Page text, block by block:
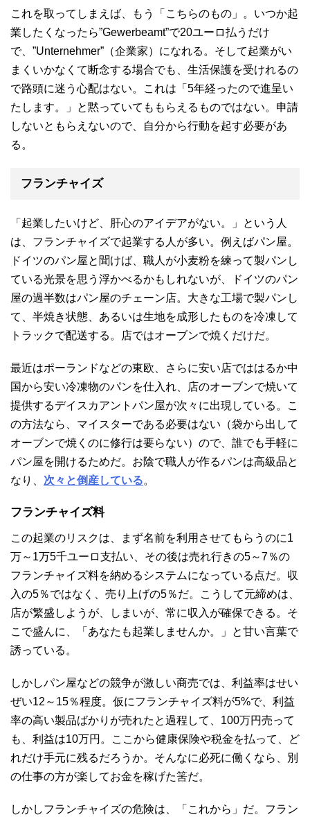
これを取ってしまえば、もう「こちらのもの」。いつか起
業したくなったら”Gewerbeamt”で20ユーロ払うだけ
で、”Unternehmer”（企業家）になれる。そして起業がい
まくいかなくて断念する場合でも、生活保護を受けれるの
で路頭に迷う心配はない。これは「5年経ったので進呈い
たします。」と黙っていてももらえるものではない。申請
しないともらえないので、自分から行動を起す必要があ
る。
フランチャイズ
「起業したいけど、肝心のアイデアがない。」という人
は、フランチャイズで起業する人が多い。例えばパン屋。
ドイツのパン屋と聞けば、職人が小麦粉を練って製パンし
ている光景を思う浮かべるかもしれないが、ドイツのパン
屋の過半数はパン屋のチェーン店。大きな工場で製パンし
て、半焼き状態、あるいは生地を成形したものを冷凍して
トラックで配送する。店ではオーブンで焼くだけだ。
最近はポーランドなどの東欧、さらに安い店でははるか中
国から安い冷凍物のパンを仕入れ、店のオーブンで焼いて
提供するデイスカアントパン屋が次々に出現している。こ
の方法なら、マイスターである必要はない（袋から出して
オーブンで焼くのに修行は要らない）ので、誰でも手軽に
パン屋を開けるためだ。お陰で職人が作るパンは高級品と
なり、 次々と倒産している。
フランチャイズ料
この起業のリスクは、まず名前を利用させてもらうのに1
万～1万5千ユーロ支払い、その後は売れ行きの5～7％の
フランチャイズ料を納めるシステムになっている点だ。収
入の5％ではなく、売り上げの5％だ。こうして元締めは、
店が繁盛しようが、しまいが、常に収入が確保できる。そ
こで盛んに、「あなたも起業しませんか。」と甘い言葉で
誘っている。
しかしパン屋などの競争が激しい商売では、利益率はせい
ぜい12～15％程度。仮にフランチャイズ料が5%で、利益
率の高い製品ばかりが売れたと過程して、100万円売って
も、利益は10万円。ここから健康保険や税金を払って、ど
れだけ手元に残るだろうか。そんなに必死に働くなら、別
の仕事の方が楽してお金を稼げた筈だ。
しかしフランチャイズの危険は、「これから」だ。フラン